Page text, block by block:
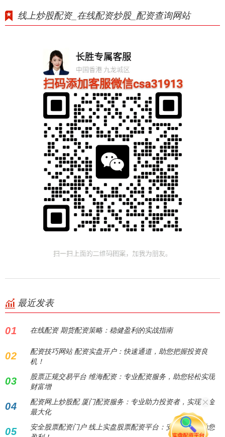
线上炒股配资_在线配资炒股_配资查询网站
最近发表
01 在线配资 期货配资策略：稳健盈利的实战指南
02
配资技巧网站 配资实盘开户：快速通道，助您把握投资良
机！
03
股票正规交易平台 维海配资：专业配资服务，助您轻松实现
财富增
04
配资网上炒股配 厦门配资服务：专业助力投资者，实现资金
最大化
05
安全股票配资门户 线上实盘股票配资平台：安全高效，助您